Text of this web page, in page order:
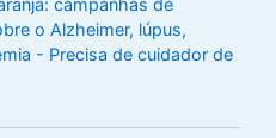
campanhas de
o Alzheimer, lúpus,
- Precisa de cuidador de